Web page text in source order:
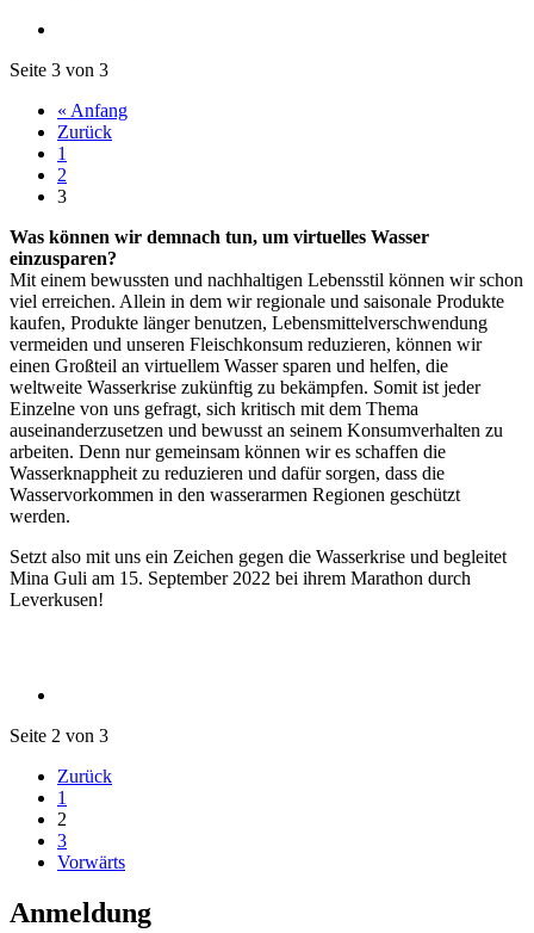
Seite 3 von 3
« Anfang
Zurück
1
2
3
Was können wir demnach tun, um virtuelles Wasser
einzusparen?
Mit einem bewussten und nachhaltigen Lebensstil können wir schon
viel erreichen. Allein in dem wir regionale und saisonale Produkte
kaufen, Produkte länger benutzen, Lebensmittelverschwendung
vermeiden und unseren Fleischkonsum reduzieren, können wir
einen Großteil an virtuellem Wasser sparen und helfen, die
weltweite Wasserkrise zukünftig zu bekämpfen. Somit ist jeder
Einzelne von uns gefragt, sich kritisch mit dem Thema
auseinanderzusetzen und bewusst an seinem Konsumverhalten zu
arbeiten. Denn nur gemeinsam können wir es schaffen die
Wasserknappheit zu reduzieren und dafür sorgen, dass die
Wasservorkommen in den wasserarmen Regionen geschützt
werden.
Setzt also mit uns ein Zeichen gegen die Wasserkrise und begleitet
Mina Guli am 15. September 2022 bei ihrem Marathon durch
Leverkusen!
Seite 2 von 3
Zurück
1
2
3
Vorwärts
Anmeldung